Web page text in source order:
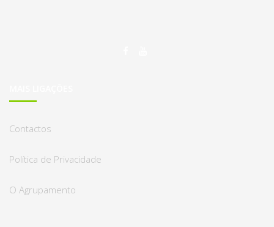
Contactos
Política de Privacidade
O Agrupamento